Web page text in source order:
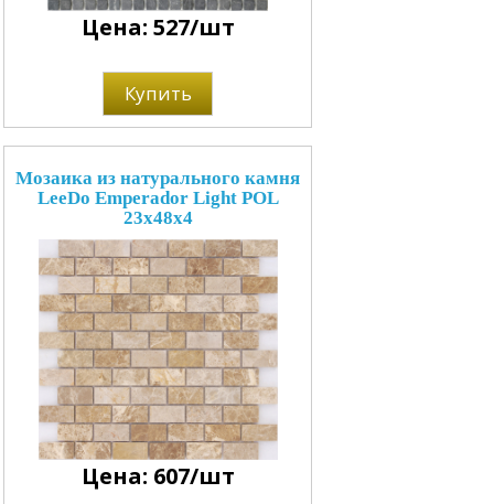
Цена: 527/шт
Купить
Мозаика из натурального камня
LeeDo Emperador Light POL
23x48x4
Цена: 607/шт